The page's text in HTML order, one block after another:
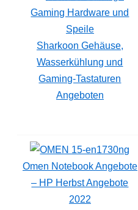
Sharkoon Gehäuse,
Wasserkühlung und
Gaming-Tastaturen
Angeboten
Omen Notebook Angebote
– HP Herbst Angebote
2022